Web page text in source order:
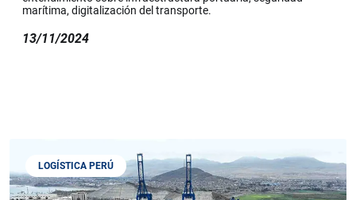
marítima, digitalización del transporte.
13/11/2024
LOGÍSTICA PERÚ